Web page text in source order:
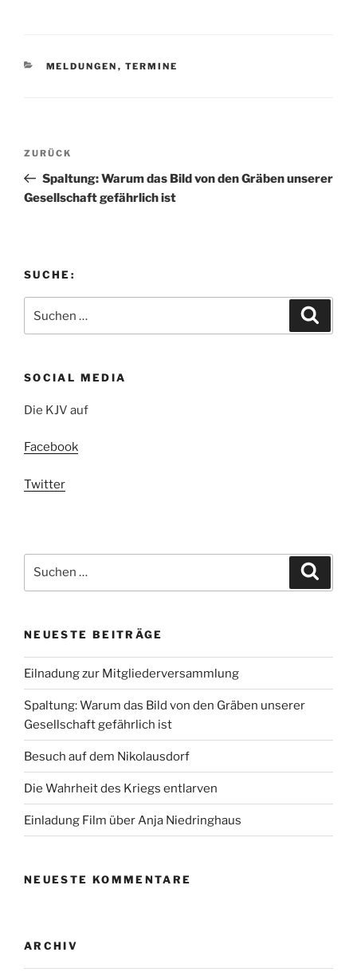
KATEGORIEN
MELDUNGEN , TERMINE
Beitragsnavigation
Vorheriger
Beitrag
ZURÜCK
Spaltung: Warum das Bild von den Gräben unserer
Gesellschaft gefährlich ist
SUCHE:
nach:
SOCIAL MEDIA
Die KJV auf
Facebook
Twitter
nach:
NEUESTE BEITRÄGE
Eilnadung zur Mitgliederversammlung
Spaltung: Warum das Bild von den Gräben unserer
Gesellschaft gefährlich ist
Besuch auf dem Nikolausdorf
Die Wahrheit des Kriegs entlarven
Einladung Film über Anja Niedringhaus
NEUESTE KOMMENTARE
ARCHIV